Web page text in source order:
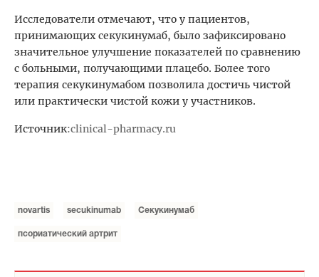
Исследователи отмечают, что у пациентов,
принимающих секукинумаб, было зафиксировано
значительное улучшение показателей по сравнению
с больными, получающими плацебо. Более того
терапия секукинумабом позволила достичь чистой
или практически чистой кожи у участников.
Источник:clinical-pharmacy.ru
novartis secukinumab Секукинумаб
псориатический артрит